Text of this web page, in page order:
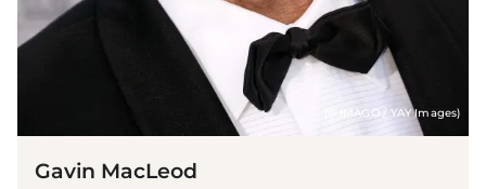
(© IMAGO / YAY Images)
Gavin MacLeod